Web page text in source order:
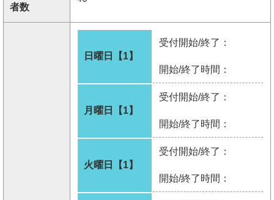
者数
日曜日【1】
受付開始/終了：
開始/終了時間：
月曜日【1】
受付開始/終了：
開始/終了時間：
火曜日【1】
受付開始/終了：
開始/終了時間：